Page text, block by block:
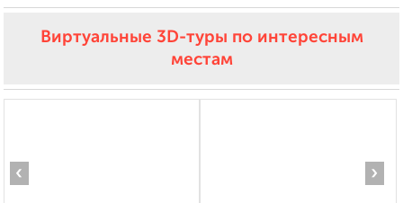
Виртуальные 3D-туры по интересным
местам
‹ ›